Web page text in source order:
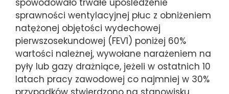
spowodowało trwałe upośledzenie
sprawności wentylacyjnej płuc z obniżeniem
natężonej objętości wydechowej
pierwszosekundowej (FEV1) poniżej 60%
wartości należnej, wywołane narażeniem na
pyły lub gazy drażniące, jeżeli w ostatnich 10
latach pracy zawodowej co najmniej w 30%